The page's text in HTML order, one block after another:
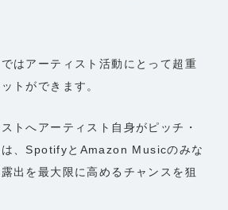
ではアーティスト活動にとって超重
トができます。
トへアーティスト自身がピッチ・
は、SpotifyとAmazon Musicのみな
出を最大限に高めるチャンスを狙